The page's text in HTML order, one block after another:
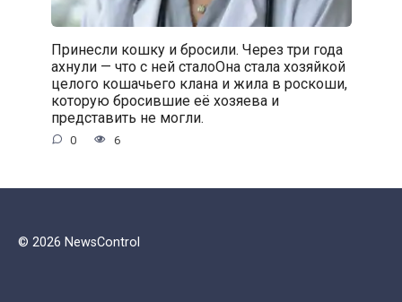
Принесли кошку и бросили. Через три года
ахнули — что с ней сталоОна стала хозяйкой
целого кошачьего клана и жила в роскоши,
которую бросившие её хозяева и
представить не могли.
0 6
© 2026 NewsControl